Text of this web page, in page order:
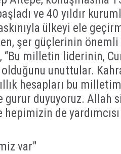
ve 40 yıldır
ülkeyi ele
şer güçlerinin
milletin liderinin,
olduğunu unuttular.
hesapları bu
duyuyoruz. Allah
de
var"